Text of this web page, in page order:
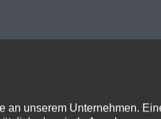
an unserem Unternehmen.